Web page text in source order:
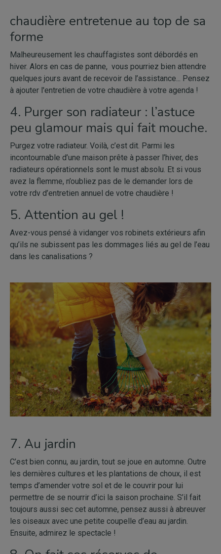
chaudière entretenue au top de sa
forme
Malheureusement les chauffagistes sont débordés en
hiver. Alors en cas de panne, vous pourriez bien attendre
quelques jours avant de recevoir de l’assistance... Pensez
à ajouter l'entretien de votre chaudière à votre agenda !
4. Purger son radiateur : l’astuce
peu glamour mais qui fait mouche.
Purgez votre radiateur. Voilà, c’est dit. Parmi les
incontournable d’une maison prête à passer l’hiver, des
radiateurs opérationnels sont le must absolu. Et si vous
avez la flemme, n’oubliez pas de le demander lors de
votre rdv d’entretien annuel de votre chaudière !
5. Attention au gel !
Avez-vous pensé à vidanger vos robinets extérieurs afin
qu’ils ne subissent pas les dommages liés au gel de l’eau
dans les canalisations ?
7. Au jardin
C’est bien connu, au jardin, tout se joue en automne. Outre
les dernières cultures et les plantations de choux, il est
temps d’amender votre sol et de le couvrir pour lui
permettre de se nourrir d’ici la saison prochaine. S’il fait
toujours aussi sec cet automne, pensez aussi à abreuver
les oiseaux avec une petite coupelle d’eau au jardin.
Ensuite, admirez le spectacle !